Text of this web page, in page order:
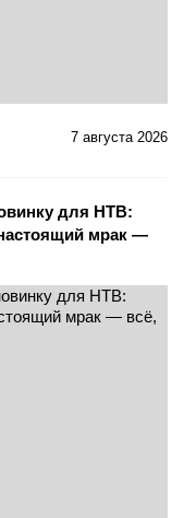
7 августа 2026
для НТВ:
мрак —